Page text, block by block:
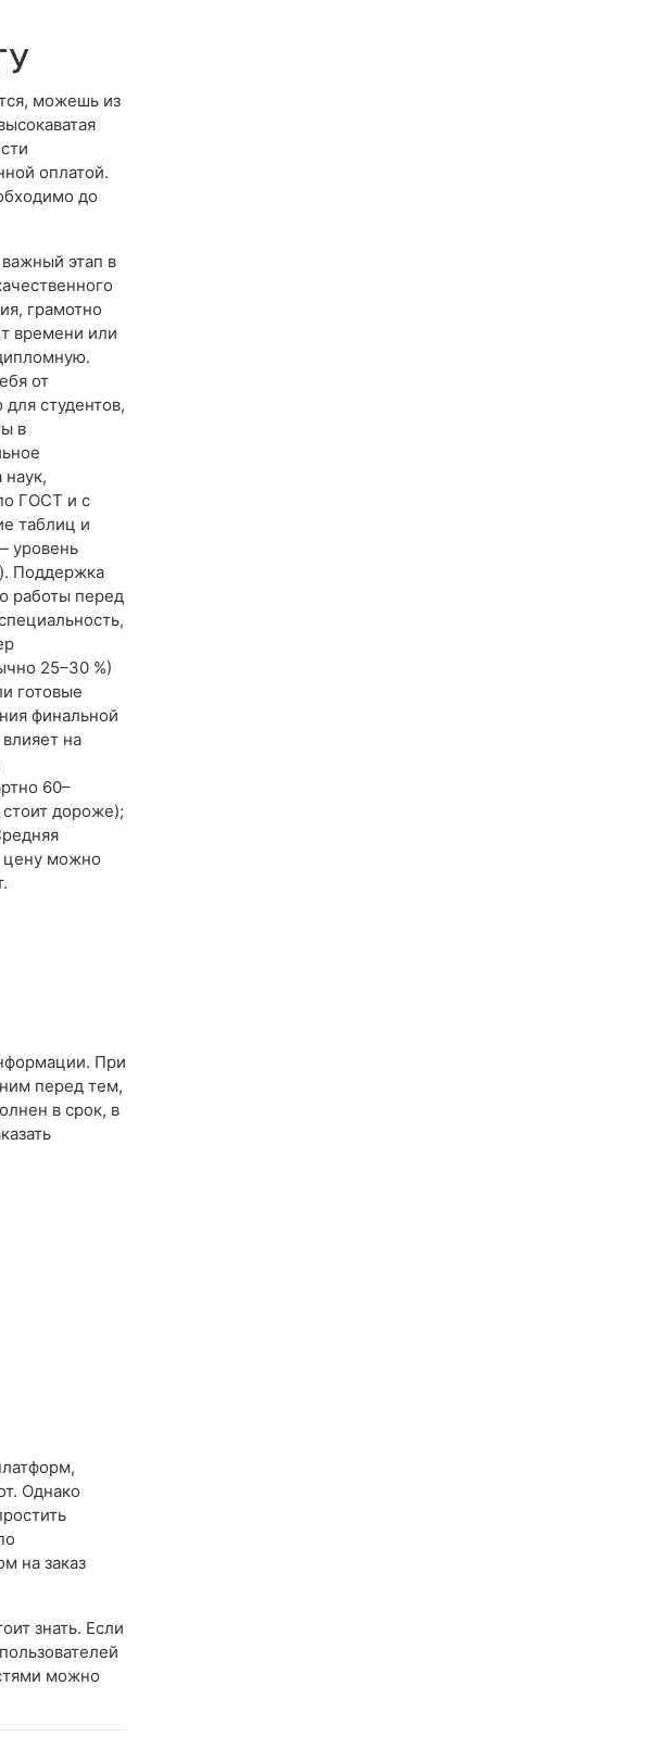
можешь из
оплатой.
до
этап в
грамотно
времени или
от
студентов,
в
ГОСТ и с
таблиц и
уровень
Поддержка
работы перед
25–30 %)
готовые
финальной
на
60–
дороже);
цену можно
При
перед тем,
в срок, в
Однако
на заказ
знать. Если
можно